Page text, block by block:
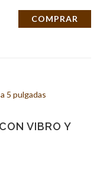
COMPRAR
VIBRO Y